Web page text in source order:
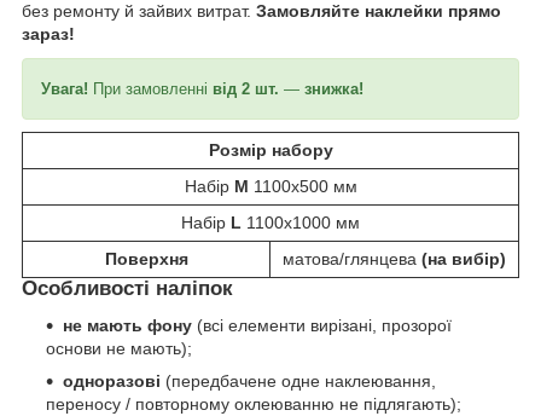
без ремонту й зайвих витрат. Замовляйте наклейки прямо
зараз!
Увага! При замовленні від 2 шт. — знижка!
Розмір набору
Набір М 1100х500 мм
Набір L 1100х1000 мм
Поверхня
матова/глянцева (на вибір)
Особливості наліпок
не мають фону (всі елементи вирізані, прозорої
основи не мають);
одноразові (передбачене одне наклеювання,
переносу / повторному оклеюванню не підлягають);